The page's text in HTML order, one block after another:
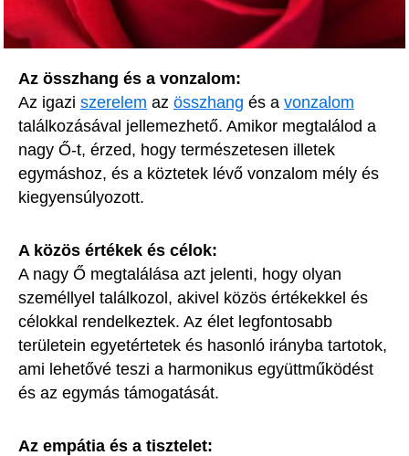
Az összhang és a vonzalom:
Az igazi szerelem az összhang és a vonzalom
találkozásával jellemezhető. Amikor megtalálod a
nagy Ő-t, érzed, hogy természetesen illetek
egymáshoz, és a köztetek lévő vonzalom mély és
kiegyensúlyozott.
A közös értékek és célok:
A nagy Ő megtalálása azt jelenti, hogy olyan
személlyel találkozol, akivel közös értékekkel és
célokkal rendelkeztek. Az élet legfontosabb
területein egyetértetek és hasonló irányba tartotok,
ami lehetővé teszi a harmonikus együttműködést
és az egymás támogatását.
Az empátia és a tisztelet: